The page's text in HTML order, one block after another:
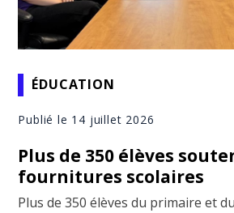
ÉDUCATION
Publié le 14 juillet 2026
Plus de 350 élèves
fournitures scolaires
Plus de 350 élèves du primaire et